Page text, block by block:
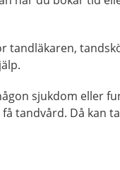
tandläkaren,
sjukdom eller
tandvård. Då kan